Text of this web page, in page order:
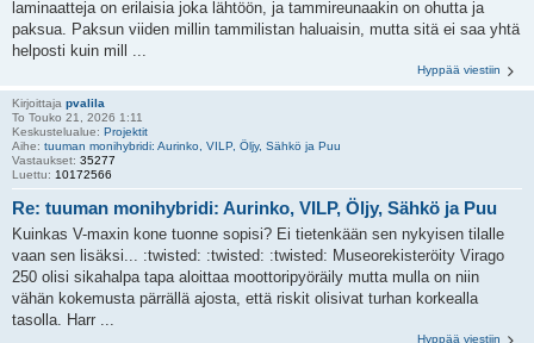
laminaatteja on erilaisia joka lähtöön, ja tammireunaakin on ohutta ja
paksua. Paksun viiden millin tammilistan haluaisin, mutta sitä ei saa yhtä
helposti kuin mill ...
Hyppää viestiin
Kirjoittaja pvalila
To Touko 21, 2026 1:11
Keskustelualue: Projektit
Aihe: tuuman monihybridi: Aurinko, VILP, Öljy, Sähkö ja Puu
Vastaukset: 35277
Luettu: 10172566
Re: tuuman monihybridi: Aurinko, VILP, Öljy, Sähkö ja Puu
Kuinkas V-maxin kone tuonne sopisi? Ei tietenkään sen nykyisen tilalle
vaan sen lisäksi... :twisted: :twisted: :twisted: Museorekisteröity Virago
250 olisi sikahalpa tapa aloittaa moottoripyöräily mutta mulla on niin
vähän kokemusta pärrällä ajosta, että riskit olisivat turhan korkealla
tasolla. Harr ...
Hyppää viestiin